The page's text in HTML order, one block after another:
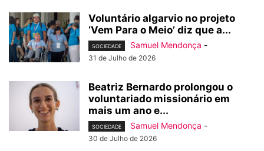
Voluntário algarvio no projeto
‘Vem Para o Meio’ diz que a...
SOCIEDADE Samuel Mendonça -
31 de Julho de 2026
Beatriz Bernardo prolongou o
voluntariado missionário em
mais um ano e...
SOCIEDADE Samuel Mendonça -
30 de Julho de 2026